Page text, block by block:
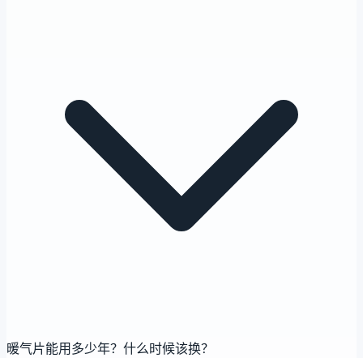
暖气片能用多少年？什么时候该换？